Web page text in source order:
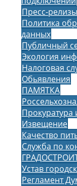
Пресс-релизы
Политика
данных
Публичный
Экология
Налоговая
Обьявления
ПАМЯТКА
Извещение
Качество
Служба по
Устав
Регламент